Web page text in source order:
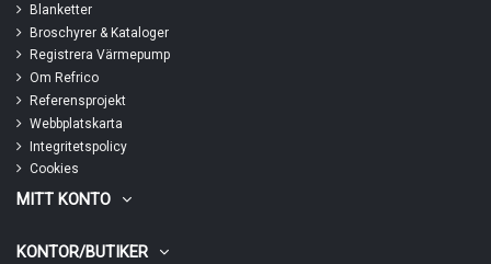
Blanketter
Broschyrer & Kataloger
Registrera Värmepump
Om Refrico
Referensprojekt
Webbplatskarta
Integritetspolicy
Cookies
MITT KONTO
KONTOR/BUTIKER